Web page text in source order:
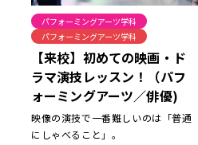
パフォーミングアーツ学科
パフォーミングアーツ学科
【来校】初めての映画・ド
ラマ演技レッスン！（パフ
ォーミングアーツ／俳優)
映像の演技で一番難しいのは「普通
にしゃべること」。